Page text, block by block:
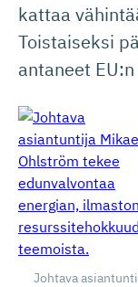
kattaa
Toistaiseksi
antaneet
Johtava